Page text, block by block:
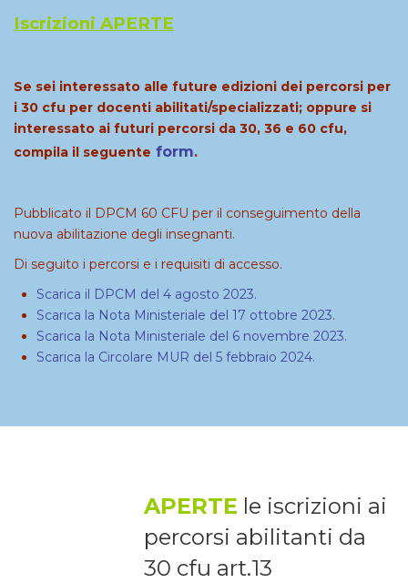
Iscrizioni APERTE
Se sei interessato alle future edizioni dei percorsi per
i 30 cfu per docenti abilitati/specializzati; oppure si
interessato ai futuri percorsi da 30, 36 e 60 cfu,
compila il seguente form.
Pubblicato il DPCM 60 CFU per il conseguimento della
nuova abilitazione degli insegnanti.
Di seguito i percorsi e i requisiti di accesso.
Scarica il DPCM del 4 agosto 2023.
Scarica la Nota Ministeriale del 17 ottobre 2023.
Scarica la Nota Ministeriale del 6 novembre 2023.
Scarica la Circolare MUR del 5 febbraio 2024.
APERTE le iscrizioni ai
percorsi abilitanti da
30 cfu art.13